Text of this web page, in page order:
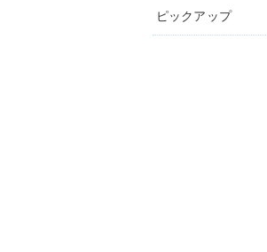
ピックアップ